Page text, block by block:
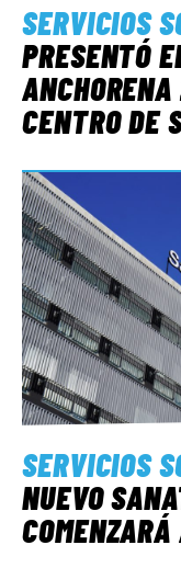
SERVICIOS
PRESENTÓ
CENTRO DE
SERVICIOS
NUEVO